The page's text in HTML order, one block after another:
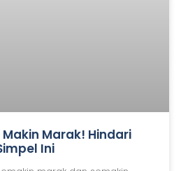
Marak! Hindari
Ini